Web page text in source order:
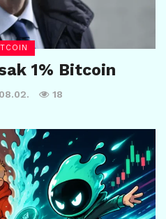
1% Bitcoin
18